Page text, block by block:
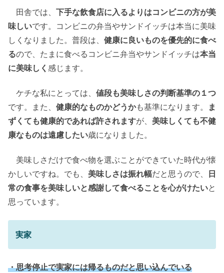
田舎では、 下手な飲食店に入るよりはコンビニの方が美
味しいです。コンビニの弁当やサンドイッチは本当に美味
しくなりました。普段は、 健康に良いものを優先的に食べ
るので、たまに食べるコンビニ弁当やサンドイッチは本当
に美味しく 感じます。
ケチな私にとっては、 値段も美味しさの判断基準の１つ
です。また、 健康的なものかどうかも基準になります。
ま
ずくても健康的であれば許されますが、 美味しくても不健
康なものは遠慮したい歳になりました。
美味しさだけで食べ物を選ぶことができていた時代が懐
かしいですね。でも、 美味しさは振れ幅だと思うので、
日
常の食事を美味しいと感謝して食べることを心がけたいと
思っています。
実家
・思考停止で実家には帰るものだと思い込んでいる